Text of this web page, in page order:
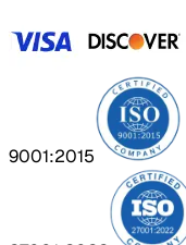
9001:2015